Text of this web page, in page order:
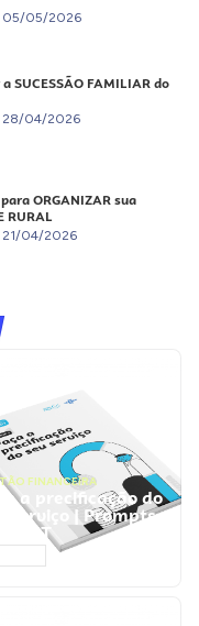
05/05/2026
SUCESSÃO FAMILIAR do
28/04/2026
ORGANIZAR sua
RURAL
21/04/2026
FINANCEIRA
a precificação do
serviço | Prompts